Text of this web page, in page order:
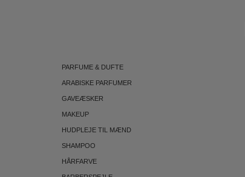
PARFUME & DUFTE
ARABISKE PARFUMER
GAVEÆSKER
MAKEUP
HUDPLEJE TIL MÆND
SHAMPOO
HÅRFARVE